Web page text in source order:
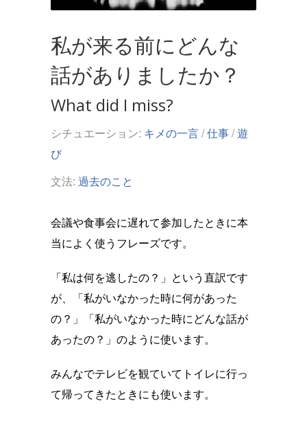
私が来る前にどんな
話がありましたか？
What did I miss?
シチュエーション: キメの一言/仕事/遊
び
文法: 過去のこと
会議や食事会に遅れて参加したときに本
当によく使うフレーズです。
「私は何を逃したの？」という直訳です
が、「私がいなかった時に何があった
の？」「私がいなかった時にどんな話が
あったの？」のように使います。
みんなでテレビを観ていてトイレに行っ
て帰ってきたときにも使います。